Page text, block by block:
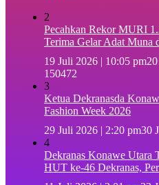
2
Pecahkan Rekor MURI
Terima Gelar Adat
19 Juli 2026 | 10:05 pm
150472
3
Ketua Dekranasda
Fashion Week 2026
29 Juli 2026 | 2:20 pm30
4
Dekranas Konawe Utara
HUT ke-46 Dekranas,